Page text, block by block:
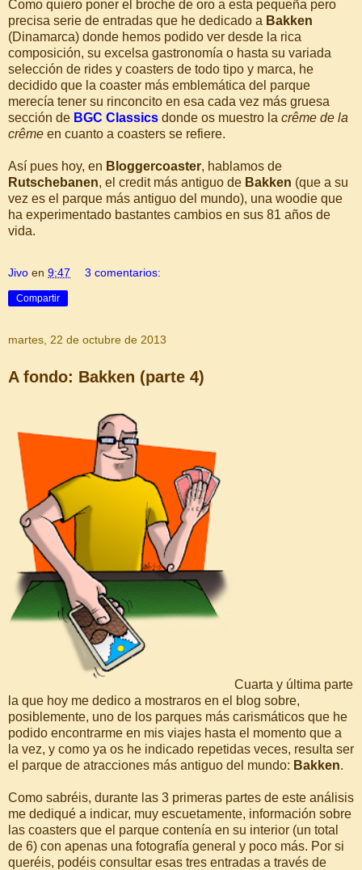
Como quiero poner el broche de oro a esta pequeña pero
precisa serie de entradas que he dedicado a Bakken
(Dinamarca) donde hemos podido ver desde la rica
composición, su excelsa gastronomía o hasta su variada
selección de rides y coasters de todo tipo y marca, he
decidido que la coaster más emblemática del parque
merecía tener su rinconcito en esa cada vez más gruesa
sección de BGC Classics donde os muestro la crême de la
crême en cuanto a coasters se refiere.
Así pues hoy, en Bloggercoaster, hablamos de
Rutschebanen, el credit más antiguo de Bakken (que a su
vez es el parque más antiguo del mundo), una woodie que
ha experimentado bastantes cambios en sus 81 años de
vida.
Jivo en 9:47 3 comentarios:
Compartir
martes, 22 de octubre de 2013
A fondo: Bakken (parte 4)
Cuarta y última parte
la que hoy me dedico a mostraros en el blog sobre,
posiblemente, uno de los parques más carismáticos que he
podido encontrarme en mis viajes hasta el momento que a
la vez, y como ya os he indicado repetidas veces, resulta ser
el parque de atracciones más antiguo del mundo: Bakken.
Como sabréis, durante las 3 primeras partes de este análisis
me dediqué a indicar, muy escuetamente, información sobre
las coasters que el parque contenía en su interior (un total
de 6) con apenas una fotografía general y poco más. Por si
queréis, podéis consultar esas tres entradas a través de